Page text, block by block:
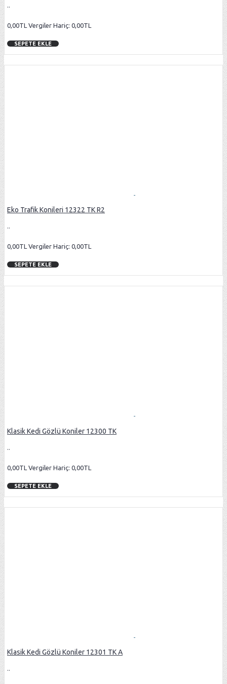
0,00TL Vergiler Hariç: 0,00TL
SEPETE EKLE
Eko Trafik Konileri 12322 TK R2
..
0,00TL Vergiler Hariç: 0,00TL
SEPETE EKLE
Klasik Kedi Gözlü Koniler 12300 TK
..
0,00TL Vergiler Hariç: 0,00TL
SEPETE EKLE
Klasik Kedi Gözlü Koniler 12301 TK A
..